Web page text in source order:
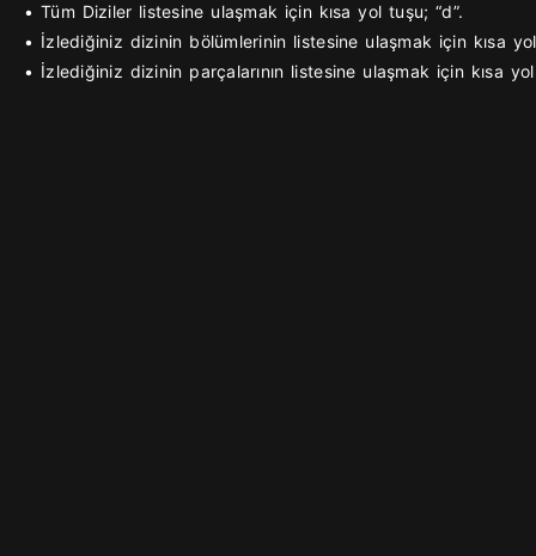
• Tüm Diziler listesine ulaşmak için kısa yol tuşu; “d”.
• İzlediğiniz dizinin bölümlerinin listesine ulaşmak için kısa
• İzlediğiniz dizinin parçalarının listesine ulaşmak için kısa